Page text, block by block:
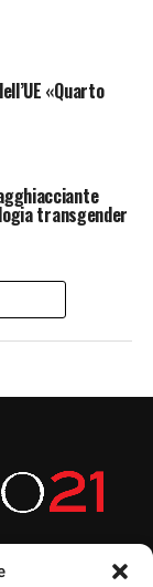
«Quarto
transgender